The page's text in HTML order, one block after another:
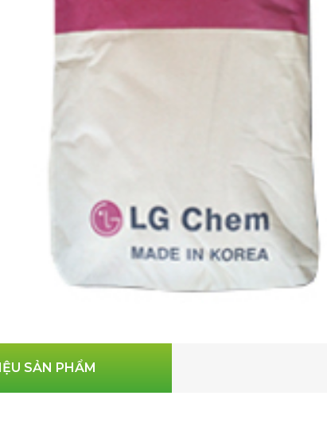
SẢN PHẨM